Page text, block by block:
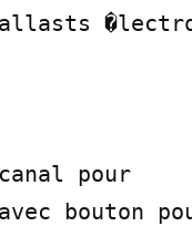
ballasts
pour
bouton